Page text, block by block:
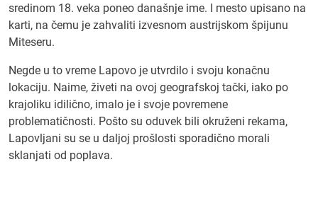
sredinom 18. veka poneo današnje ime. I mesto upisano na
karti, na čemu je zahvaliti izvesnom austrijskom špijunu
Miteseru.
Negde u to vreme Lapovo je utvrdilo i svoju konačnu
lokaciju. Naime, živeti na ovoj geografskoj tački, iako po
krajoliku idilično, imalo je i svoje povremene
problematičnosti. Pošto su oduvek bili okruženi rekama,
Lapovljani su se u daljoj prošlosti sporadično morali
sklanjati od poplava.